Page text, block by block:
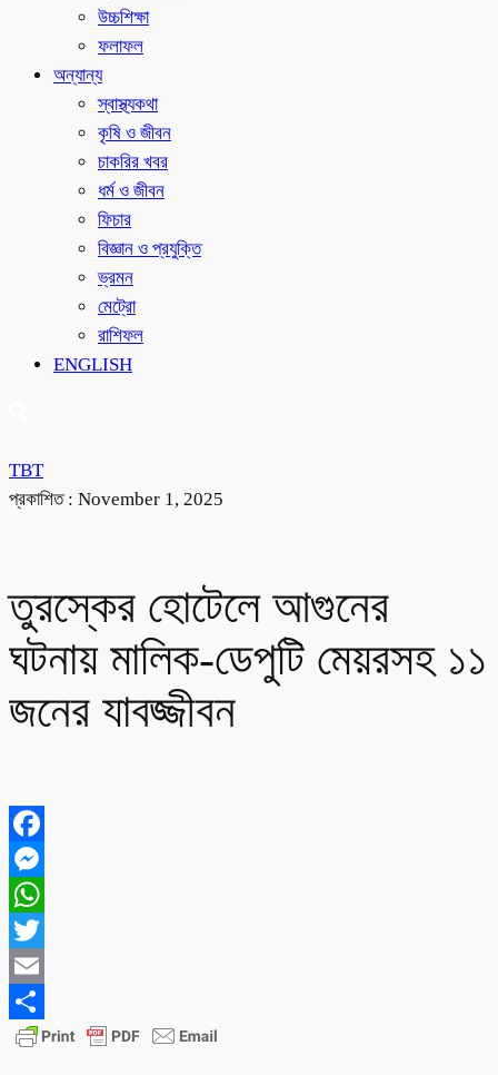
উচ্চশিক্ষা
ফলাফল
অন্যান্য
স্বাস্থ্যকথা
কৃষি ও জীবন
চাকরির খবর
ধর্ম ও জীবন
ফিচার
বিজ্ঞান ও প্রযুক্তি
ভ্রমন
মেট্রো
রাশিফল
ENGLISH
TBT
প্রকাশিত : November 1, 2025
তুরস্কের হোটেলে আগুনের
ঘটনায় মালিক-ডেপুটি মেয়রসহ ১১
জনের যাবজ্জীবন
Facebook
Messenger
WhatsApp
Twitter
Email
Share